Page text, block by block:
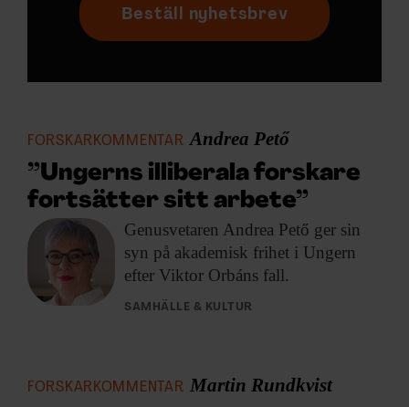
Beställ nyhetsbrev
FORSKARKOMMENTAR Andrea Pető
”Ungerns illiberala forskare
fortsätter sitt arbete”
Genusvetaren Andrea Pető ger sin
syn på akademisk frihet i Ungern
efter Viktor Orbáns fall.
SAMHÄLLE & KULTUR
FORSKARKOMMENTAR Martin Rundkvist